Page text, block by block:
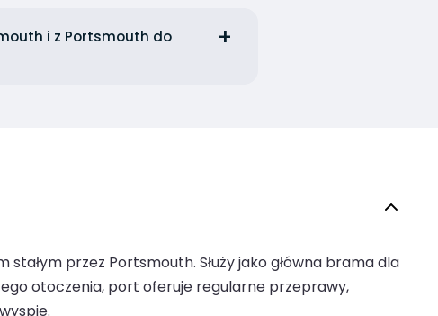
i z Portsmouth do
przez Portsmouth. Służy jako główna brama dla
otoczenia, port oferuje regularne przeprawy,